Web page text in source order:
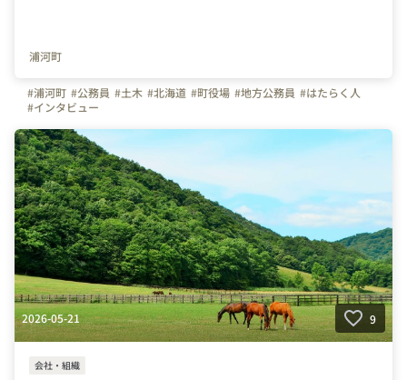
浦河町
#浦河町 #公務員 #土木 #北海道 #町役場 #地方公務員 #はたらく人
#インタビュー
2026-05-21 9
会社・組織